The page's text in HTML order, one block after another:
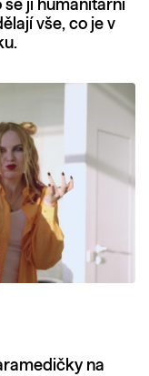
se ji humanitární
vše, co je v
na